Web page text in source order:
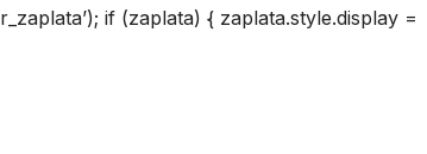
if (zaplata) { zaplata.style.display =